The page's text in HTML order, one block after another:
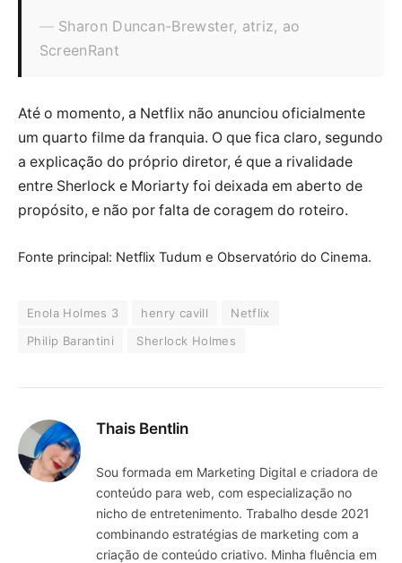
Sharon Duncan-Brewster, atriz, ao
ScreenRant
Até o momento, a Netflix não anunciou oficialmente
um quarto filme da franquia. O que fica claro, segundo
a explicação do próprio diretor, é que a rivalidade
entre Sherlock e Moriarty foi deixada em aberto de
propósito, e não por falta de coragem do roteiro.
Fonte principal: Netflix Tudum e Observatório do Cinema.
Enola Holmes 3 henry cavill
Netflix
Philip Barantini
Sherlock Holmes
Thais Bentlin
Sou formada em Marketing Digital e criadora de
conteúdo para web, com especialização no
nicho de entretenimento. Trabalho desde 2021
combinando estratégias de marketing com a
criação de conteúdo criativo. Minha fluência em